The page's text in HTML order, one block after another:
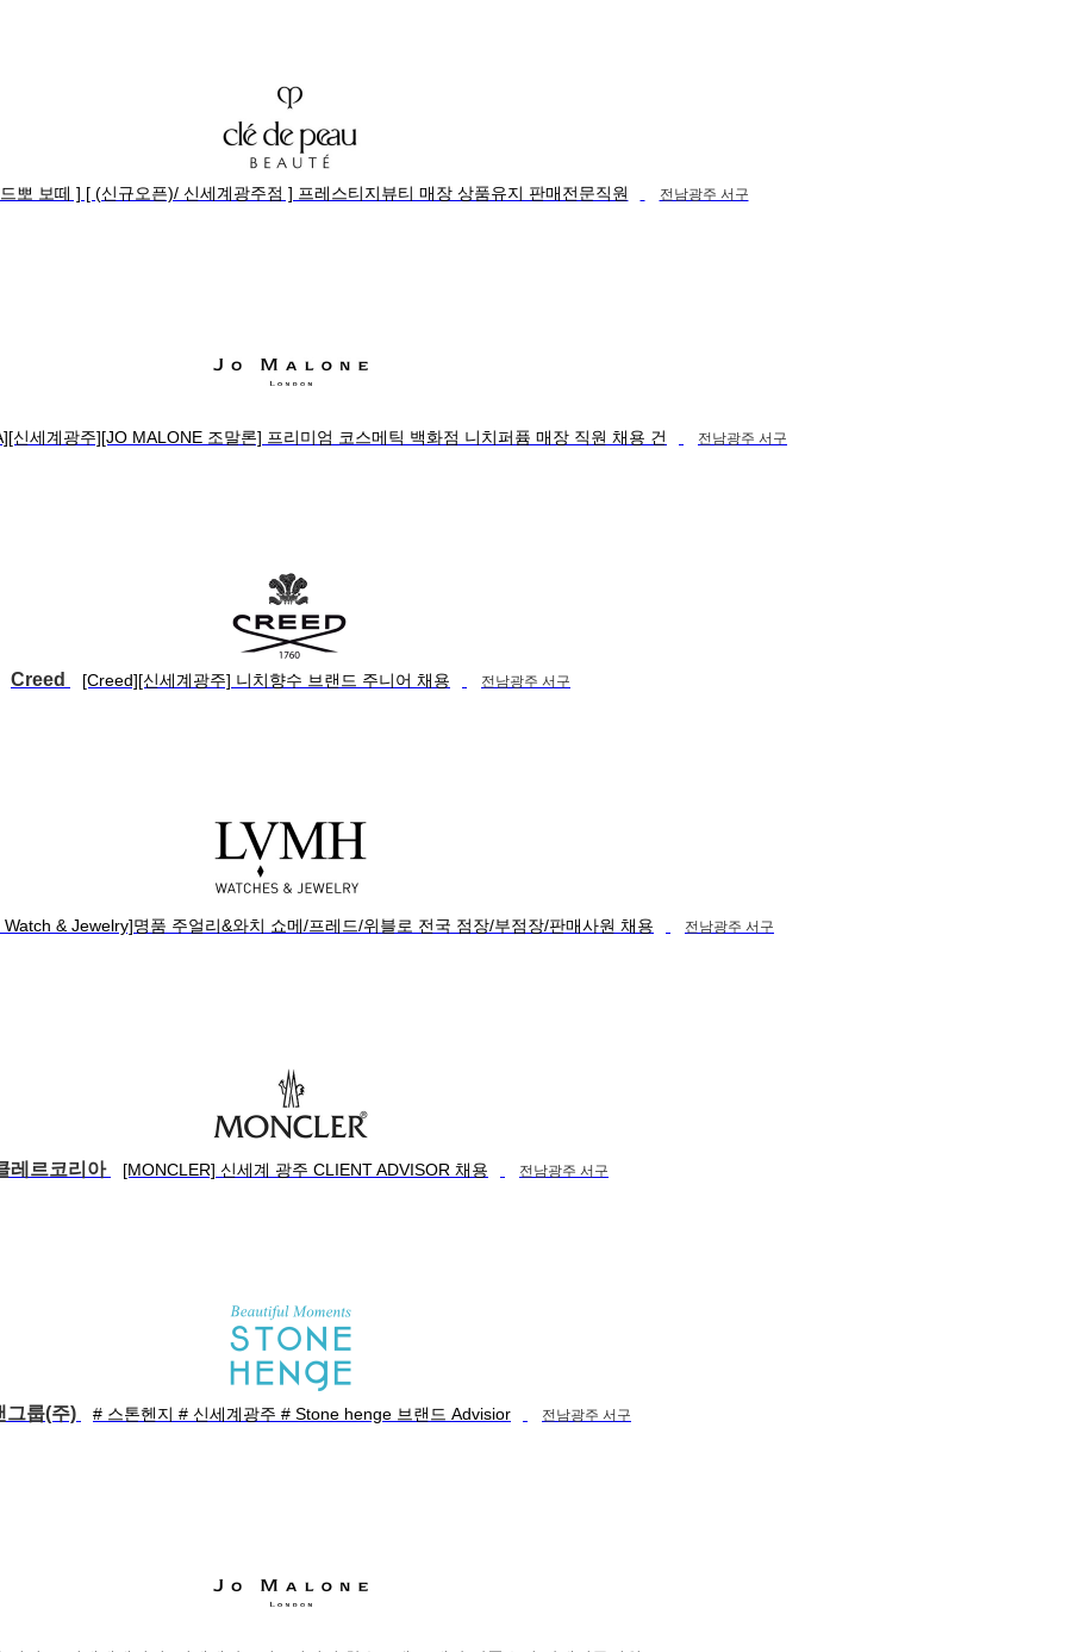
뽀 보떼 ] [ (신규오픈)/ 신세계광주점 ] 프레스티지뷰티 매장 상품유지 판매전문직원 전남광주 서구
신세계광주][JO MALONE 조말론] 프리미엄 코스메틱 백화점 니치퍼퓸 매장 직원 채용 건 전남광주 서구
Creed [Creed][신세계광주] 니치향수 브랜드 주니어 채용 전남광주 서구
Watch & Jewelry]명품 주얼리&와치 쇼메/프레드/위블로 전국 점장/부점장/판매사원 채용 전남광주 서구
레르코리아 [MONCLER] 신세계 광주 CLIENT ADVISOR 채용 전남광주 서구
그룹(주) # 스톤헨지 # 신세계광주 # Stone henge 브랜드 Advisior 전남광주 서구